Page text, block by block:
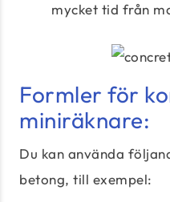
mycket tid från
Formler för
miniräknare:
Du kan använda
betong, till exempel: